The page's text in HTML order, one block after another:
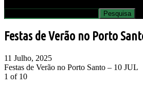
Festas de Verão no Porto
11 Julho, 2025
Festas de Verão no Porto Santo – 10 JUL
1 of 10